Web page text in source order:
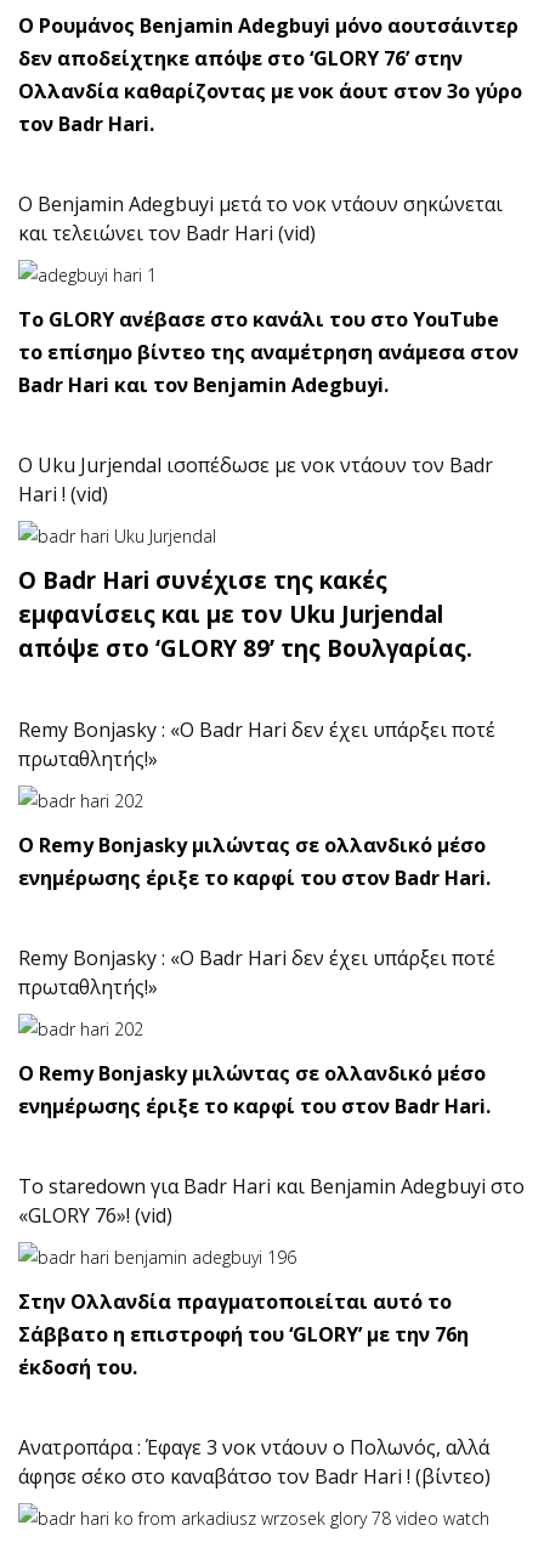
O Ρουμάνος Benjamin Adegbuyi μόνο αουτσάιντερ
δεν αποδείχτηκε απόψε στο ‘GLORY 76’ στην
Ολλανδία καθαρίζοντας με νοκ άουτ στον 3ο γύρο
τον Badr Hari.
O Benjamin Adegbuyi μετά το νοκ ντάουν σηκώνεται
και τελειώνει τον Badr Hari (vid)
To GLORY ανέβασε στο κανάλι του στο YouTube
το επίσημο βίντεο της αναμέτρηση ανάμεσα στον
Badr Hari και τον Benjamin Adegbuyi.
O Uku Jurjendal ισοπέδωσε με νοκ ντάουν τον Badr
Hari ! (vid)
Ο Badr Hari συνέχισε της κακές
εμφανίσεις και με τον Uku Jurjendal
απόψε στο ‘GLORY 89’ της Βουλγαρίας.
Remy Bonjasky : «Ο Badr Hari δεν έχει υπάρξει ποτέ
πρωταθλητής!»
O Remy Bonjasky μιλώντας σε ολλανδικό μέσο
ενημέρωσης έριξε το καρφί του στον Badr Hari.
Remy Bonjasky : «Ο Badr Hari δεν έχει υπάρξει ποτέ
πρωταθλητής!»
O Remy Bonjasky μιλώντας σε ολλανδικό μέσο
ενημέρωσης έριξε το καρφί του στον Badr Hari.
Tο staredown για Badr Hari και Benjamin Adegbuyi στο
«GLORY 76»! (vid)
Στην Ολλανδία πραγματοποιείται αυτό το
Σάββατο η επιστροφή του ‘GLORY’ με την 76η
έκδοσή του.
Ανατροπάρα : Έφαγε 3 νοκ ντάουν ο Πολωνός, αλλά
άφησε σέκο στο καναβάτσο τον Badr Hari ! (βίντεο)